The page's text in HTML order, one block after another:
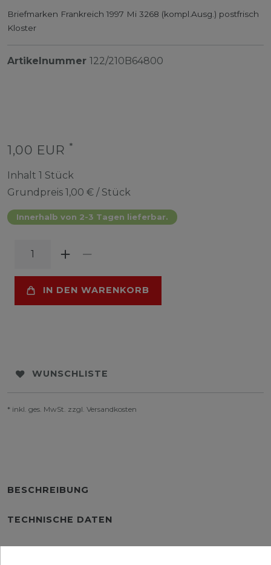
Briefmarken Frankreich 1997 Mi 3268 (kompl.Ausg.) postfrisch
Kloster
Artikelnummer 122/210B64800
1,00 EUR *
Inhalt 1 Stück
Grundpreis 1,00 € / Stück
Innerhalb von 2-3 Tagen lieferbar.
IN DEN WARENKORB
WUNSCHLISTE
* inkl. ges. MwSt. zzgl. Versandkosten
BESCHREIBUNG
TECHNISCHE DATEN
WEITERE DETAILS